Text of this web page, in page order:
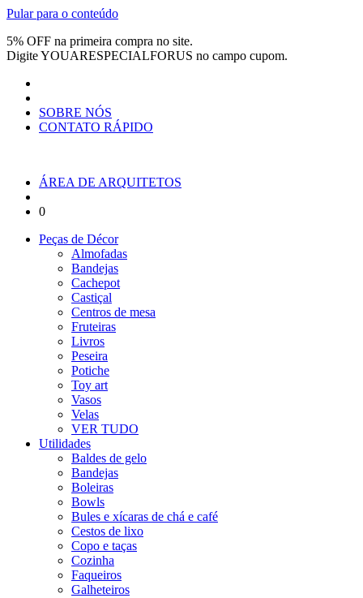
Pular para o conteúdo
5% OFF na primeira compra no site.
DigiteYOUARESPECIALFORUS no campo cupom.
SOBRE NÓS
CONTATO RÁPIDO
ÁREA DE ARQUITETOS
0
Peças de Décor
Almofadas
Bandejas
Cachepot
Castiçal
Centros de mesa
Fruteiras
Livros
Peseira
Potiche
Toy art
Vasos
Velas
VER TUDO
Utilidades
Baldes de gelo
Bandejas
Boleiras
Bowls
Bules e xícaras de chá e café
Cestos de lixo
Copo e taças
Cozinha
Faqueiros
Galheteiros